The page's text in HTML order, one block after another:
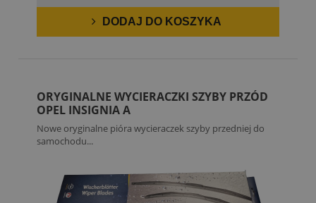
DODAJ DO KOSZYKA
ORYGINALNE WYCIERACZKI SZYBY PRZÓD
OPEL INSIGNIA A
Nowe oryginalne pióra wycieraczek szyby przedniej do
samochodu...